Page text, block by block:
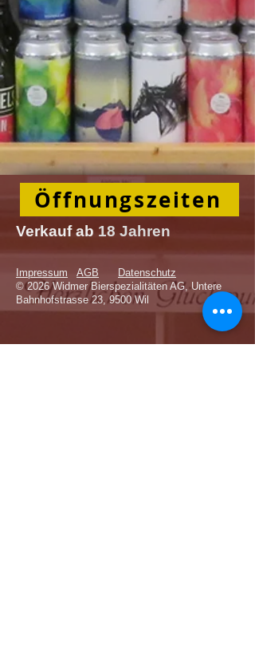
Öffnungszeiten
Verkaufab 18 Jahren
Impressum AGB
Datenschutz
© 2026 Widmer Bierspezialitäten AG, Untere
Bahnhofstrasse 23, 9500 Wil